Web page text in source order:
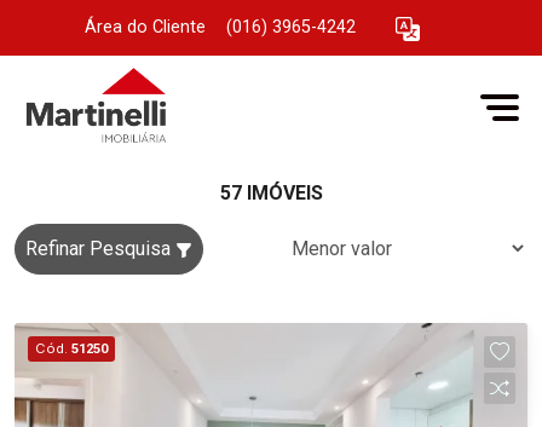
Área do Cliente (016) 3965-4242
57 IMÓVEIS
Refinar Pesquisa
Cód. 51250